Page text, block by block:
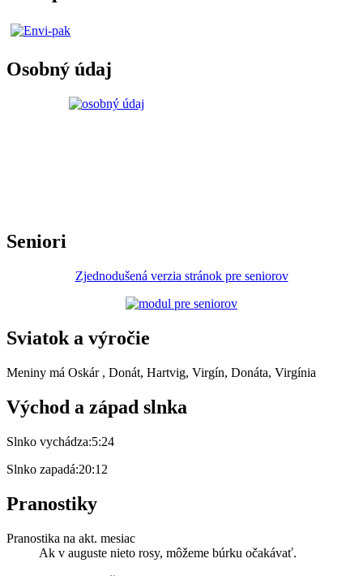
Osobný údaj
Seniori
Zjednodušená verzia stránok pre seniorov
Sviatok a výročie
Meniny má Oskár , Donát, Hartvig, Virgín, Donáta, Virgínia
Východ a západ slnka
Slnko vychádza:5:24
Slnko zapadá:20:12
Pranostiky
Pranostika na akt. mesiac
Ak v auguste nieto rosy, môžeme búrku očakávať.